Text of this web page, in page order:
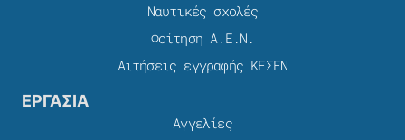
Ναυτικές σχολές
Φοίτηση Α.Ε.Ν.
Αιτήσεις εγγραφής ΚΕΣΕΝ
ΕΡΓΑΣΙΑ
Αγγελίες